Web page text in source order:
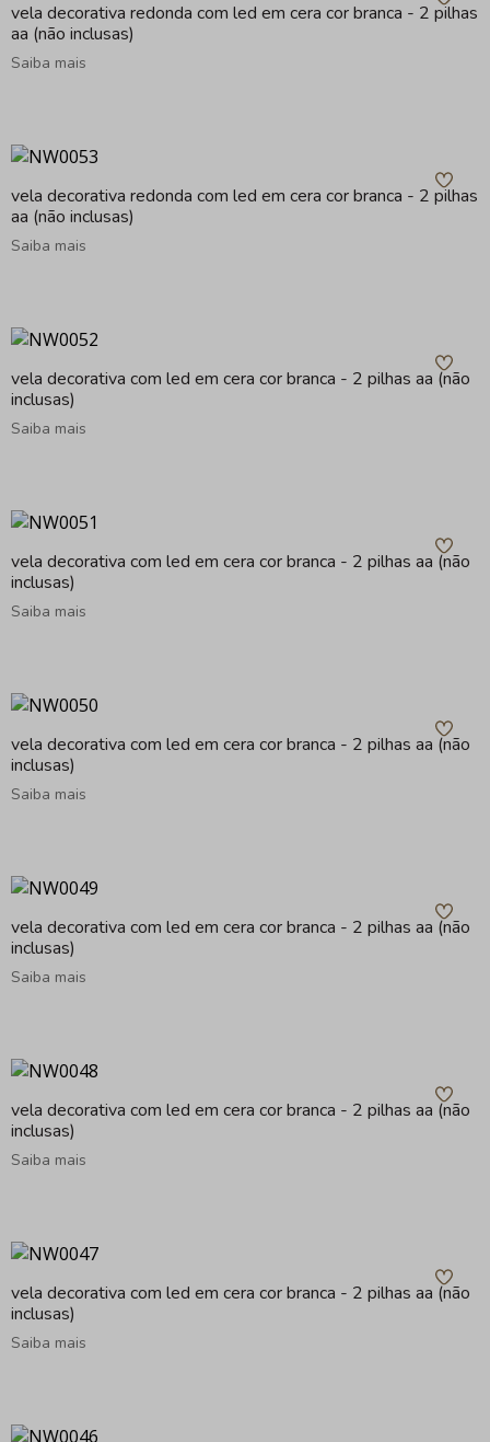
vela decorativa redonda com led em cera cor branca - 2 pilhas
aa (não inclusas)
Saiba mais
vela decorativa redonda com led em cera cor branca - 2 pilhas
aa (não inclusas)
Saiba mais
vela decorativa com led em cera cor branca - 2 pilhas aa (não
inclusas)
Saiba mais
vela decorativa com led em cera cor branca - 2 pilhas aa (não
inclusas)
Saiba mais
vela decorativa com led em cera cor branca - 2 pilhas aa (não
inclusas)
Saiba mais
vela decorativa com led em cera cor branca - 2 pilhas aa (não
inclusas)
Saiba mais
vela decorativa com led em cera cor branca - 2 pilhas aa (não
inclusas)
Saiba mais
vela decorativa com led em cera cor branca - 2 pilhas aa (não
inclusas)
Saiba mais